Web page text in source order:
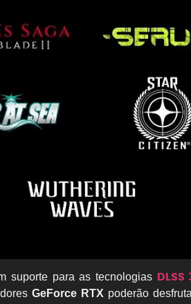
suporte para as tecnologias DLSS
GeForce RTX poderão